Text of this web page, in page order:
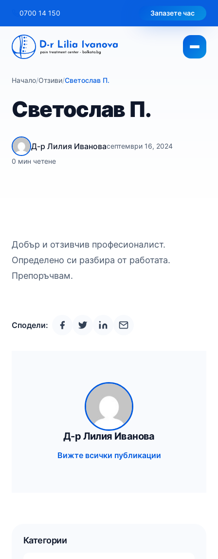
съдържанието
0700 14 150 Запазете час
Начало/Отзиви/Светослав П.
Светослав П.
Д-р Лилия Ивановасептември 16, 2024
0 мин четене
Добър и отзивчив професионалист.
Определено си разбира от работата.
Препоръчвам.
Сподели:
Д-р Лилия Иванова
Вижте всички публикации
Категории